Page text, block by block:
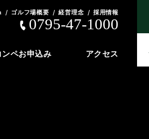
ンペお申込み アクセス
ゴルフ場概要 経営理念 採用情報
0795-47-1000